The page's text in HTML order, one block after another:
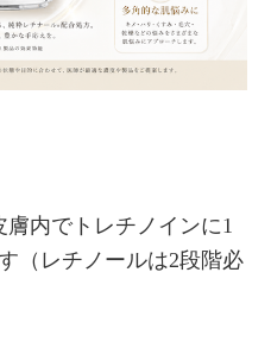
内でトレチノインに1
（レチノールは2段階必